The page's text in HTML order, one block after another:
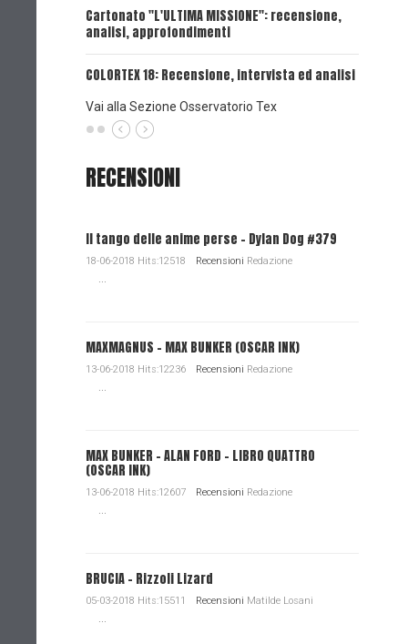
Cartonato "L'ULTIMA MISSIONE": recensione,
analisi, approfondimenti
COLORTEX 18: Recensione, intervista ed analisi
Vai alla Sezione Osservatorio Tex
RECENSIONI
Il tango delle anime perse - Dylan Dog #379
18-06-2018 Hits:12518 Recensioni Redazione
...
MAXMAGNUS – MAX BUNKER (OSCAR INK)
13-06-2018 Hits:12236 Recensioni Redazione
...
MAX BUNKER – ALAN FORD – LIBRO QUATTRO
(OSCAR INK)
13-06-2018 Hits:12607 Recensioni Redazione
...
BRUCIA - Rizzoli Lizard
05-03-2018 Hits:15511 Recensioni Matilde Losani
...